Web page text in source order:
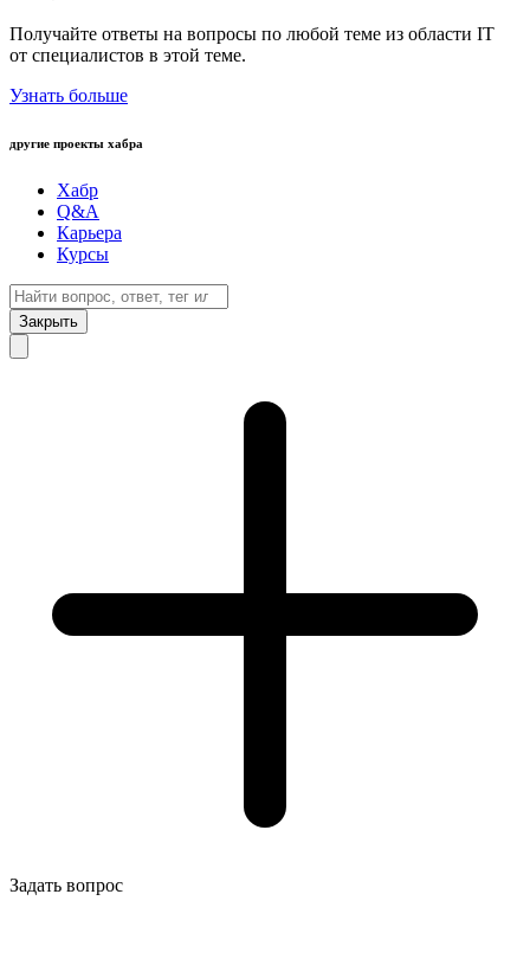
Получайте ответы на вопросы по любой теме из области IT
от специалистов в этой теме.
Узнать больше
другие проекты хабра
Хабр
Q&A
Карьера
Курсы
Закрыть
Задать вопрос